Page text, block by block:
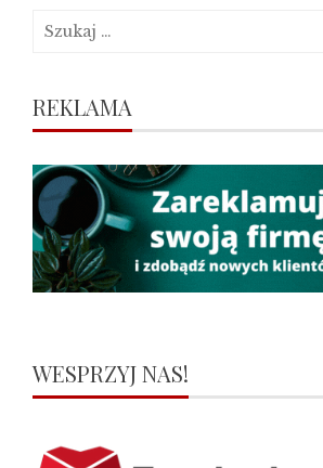
Szukaj:
REKLAMA
WESPRZYJ NAS!